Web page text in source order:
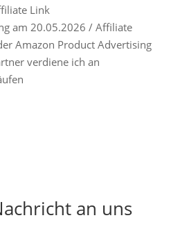
Link
am 20.05.2026 / Affiliate
Amazon Product Advertising
verdiene ich an
an uns